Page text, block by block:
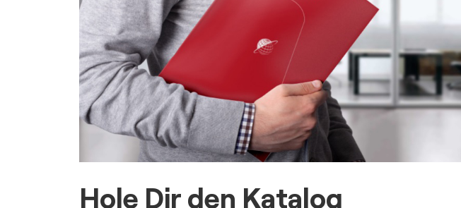
Hole Dir den Katalog